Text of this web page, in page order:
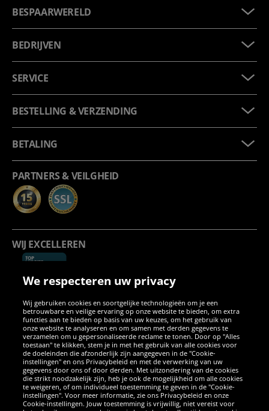
BESPAARWERELD
BEDRIJVEN
SERVICE
BESTELLING & VERZENDING
BETALING
PARTNERS & VEILGHEID
WIJ EXCELLEREN
SOCIALE MEDIA
FacebookInstagram
WhatsApp
TikTokTwitterYouTube
APPS
We respecteren uw privacy
Wij gebruiken cookies en soortgelijke technologieën om je een
betrouwbare en veilige ervaring op onze website te bieden, om extra
functies aan te bieden op basis van uw keuzes, om het gebruik van
onze website te analyseren en om samen met derden gegevens te
verzamelen om u gepersonaliseerde reclame te tonen. Door op "Alles
toestaan" te klikken, stem je in met het gebruik van alle cookies voor
de doeleinden die afzonderlijk zijn aangegeven in de "Cookie-
instellingen" en ons Privacybeleid en met de verwerking van uw
gegevens door ons of door derden. Met uitzondering van de cookies
die strikt noodzakelijk zijn, heb je ook de mogelijkheid om alle cookies
te weigeren, of om individueel toestemming te geven in de "Cookie-
instellingen". Voor meer informatie, zie ons Privacybeleid en onze
Cookie-instellingen. Jouw toestemming is vrijwillig, niet vereist voor